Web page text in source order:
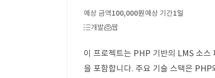
예상 금액100,000원예상 기간1일
개발
웹
이 프로젝트는 PHP 기반의 LMS 소스
을 포함합니다. 주요 기술 스택은